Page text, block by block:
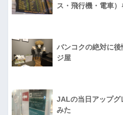
ス・飛行機・電車
バンコクの絶対に
ジ屋
JALの当日アップグ
みた